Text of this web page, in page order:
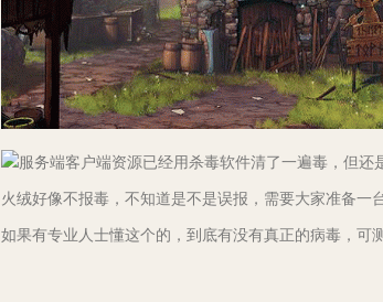
服务端客户端资源已经用杀毒软件清了一遍毒，但
火绒好像不报毒，不知道是不是误报，需要大家准备一
如果有专业人士懂这个的，到底有没有真正的病毒，可